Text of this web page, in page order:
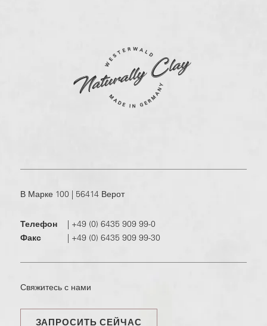
В Марке 100 | 56414 Верот
Телефон | +49 (0) 6435 909 99-0
Факс
| +49 (0) 6435 909 99-30
Свяжитесь с нами
ЗАПРОСИТЬ СЕЙЧАС